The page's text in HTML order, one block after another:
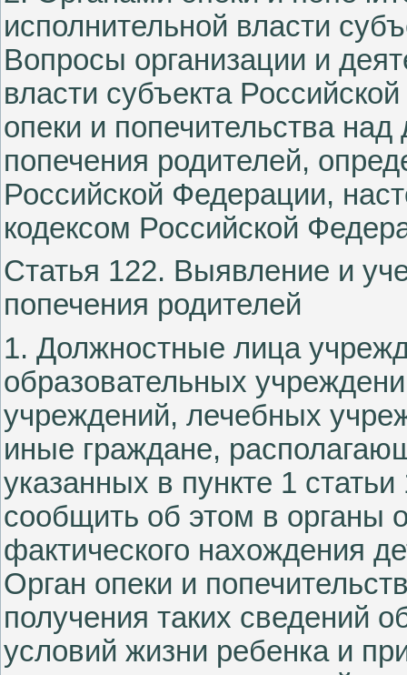
исполнительной власти
Вопросы организации и
власти субъекта
опеки и попечительства
попечения родителей,
Российской Федерации,
кодексом Российской
Статья 122. Выявление и
попечения родителей
1. Должностные лица
образовательных
учреждений, лечебных
иные граждане,
указанных в пункте 1
сообщить об этом в органы
фактического нахождения
Орган опеки и
получения таких сведений
условий жизни ребенка и